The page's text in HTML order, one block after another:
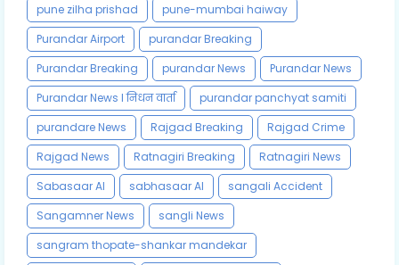
pune zilha prishad
pune-mumbai haiway
Purandar Airport
purandar Breaking
Purandar Breaking
purandar News
Purandar News
Purandar News l निधन वार्ता
purandar panchyat samiti
purandare News
Rajgad Breaking
Rajgad Crime
Rajgad News
Ratnagiri Breaking
Ratnagiri News
Sabasaar AI
sabhasaar AI
sangali Accident
Sangamner News
sangli News
sangram thopate-shankar mandekar